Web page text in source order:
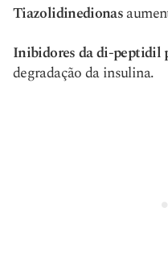
Tiazolidinedionas
Inibidores da di-peptidil
degradação da insulina.